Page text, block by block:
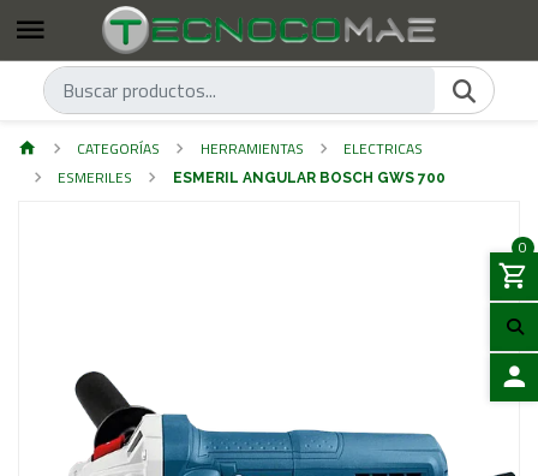
0
CATEGORÍAS HERRAMIENTAS
ELECTRICAS
ESMERILES
ESMERIL ANGULAR BOSCH GWS 700